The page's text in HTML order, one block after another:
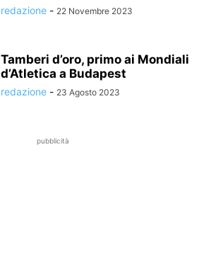
redazione - 22 Novembre 2023
Tamberi d’oro, primo ai Mondiali
d’Atletica a Budapest
redazione - 23 Agosto 2023
pubblicità